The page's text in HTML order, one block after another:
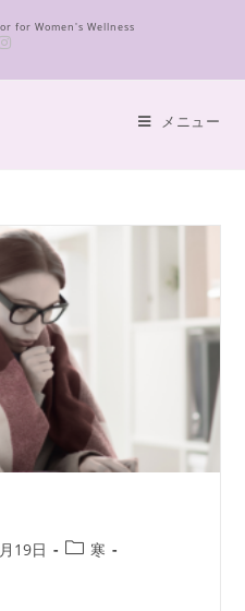
for Women's Wellness
メニュー
19日
投 寒